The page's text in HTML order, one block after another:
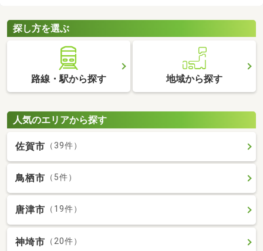
される土地から理想の場所を探しましょう。
探し方を選ぶ
路線・駅から探す 地域から探す
人気のエリアから探す
佐賀市 （39件）
鳥栖市 （5件）
唐津市 （19件）
神埼市 （20件）